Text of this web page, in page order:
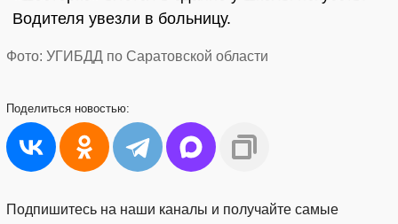
Водителя увезли в больницу.
Фото: УГИБДД по Саратовской области
Поделиться новостью:
Подпишитесь на наши каналы и получайте самые